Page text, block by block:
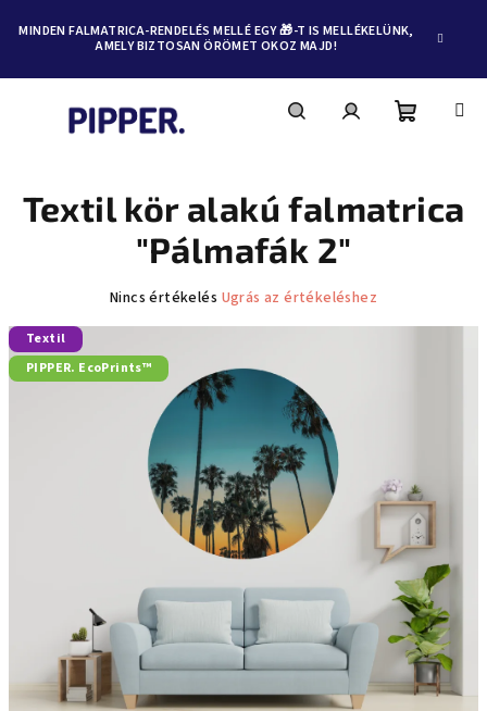
tartalomhoz
MINDEN FALMATRICA-RENDELÉS MELLÉ EGY 🎁-T IS MELLÉKELÜNK,
AMELY BIZTOSAN ÖRÖMET OKOZ MAJD!
Textil kör alakú falmatrica
"Pálmafák 2"
A
értékelése
5-
csillag.
Nincs értékelés Ugrás az értékeléshez
Textil
PIPPER. EcoPrints™